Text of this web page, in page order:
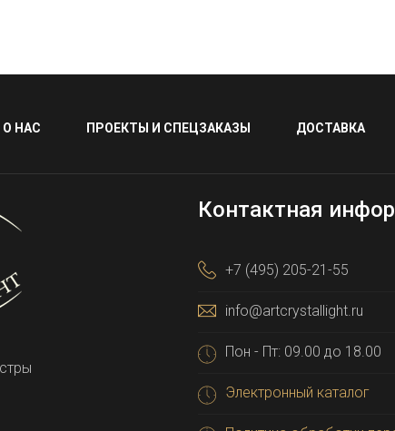
О НАС ПРОЕКТЫ И СПЕЦЗАКАЗЫ ДОСТАВКА
Контактная
+7 (495) 205-21-55
info@artcrystallight.ru
Пон - Пт: 09.00 до 18.00
Электронный каталог